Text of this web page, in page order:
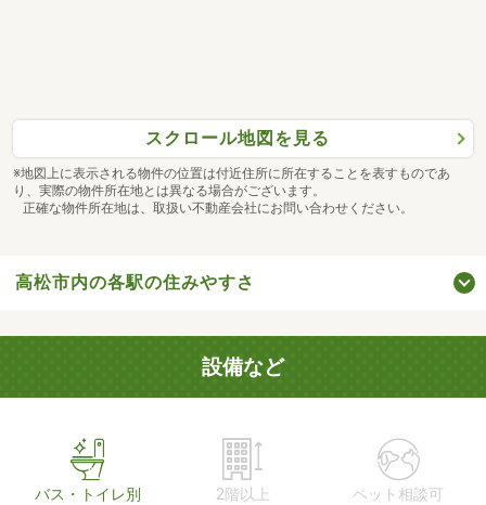
スクロール地図を見る
※地図上に表示される物件の位置は付近住所に所在することを表すものであ
り、実際の物件所在地とは異なる場合がございます。
正確な物件所在地は、取扱い不動産会社にお問い合わせください。
高松市内の各駅の住みやすさ
設備など
バス・トイレ別 2階以上 ペット相談可